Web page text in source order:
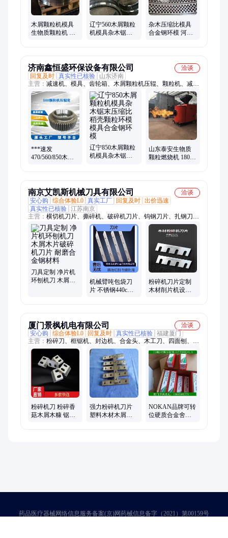
机配件
木屑颗粒机模具
生物质颗粒机 恒
辽宁560木屑颗粒
机模具杂木锯末
杂木压缩比模具
合金钢环模 河北
济南鑫恒盛环保设备有限公司
洽谈
回复及时 真实性已核验
山东济南
主营： 减速机、模具、齿轮箱、木屑颗粒机压辊、颗粒机、减速
机齿轮、取暖炉、减速机配件、水暖炉、颗粒机减速机、颗粒机
配件、560颗粒机、颗粒机齿轮箱、环模、压辊、压轮总成、压
辊皮、轴承、生物质壁炉、罗茨风机、环保设备、焊烟除尘、燃
烧机、采暖炉、塔机配件
***速发
470/560/850木屑
辽宁850木屑颗粒
机模具杂木锯末
山东泰安生物质
颗粒燃烧机 180万
南京艾凯斯机械刀具有限公司
洽谈
安心购
综合体验L0 真实工厂 回复及时 出价迅速
真实性已核验 江苏南京
主营： 横切机刀片、撕碎机、破碎机刀片、钨钢刀片、扎钢刀、
搅拌机配件、圆刀、非标刀片、旋切刀、切纸机刀片、月牙刀、
振动刀、齿形刀片、分切刀、切菜机刀片、削片机刀片、粉碎机
刀片、饲料搅拌机刀片、切粒机、切纸机、切块机、滚剪机、圆
刀片、主机配、菠萝刀
刀具定制 净片机
环刨机刀 木屑木
机械臂吨包袋刀
片 不锈钢440c材
粉碎机刀片定制
木材削片机设备
厦门景枫机电有限公司
洽谈
安心购
综合体验L0 回复及时 真实性已核验 福建厦门
主营： 粉碎刀、框锯机、封边机、合金头、木工刀、四面刨、雕
刻机、金刚石、粉碎机、送料机、刨砂机、磨齿锯、螺旋刨、原
木机、电子锯、平刨机、双头锯、螺旋刀、圆角刀、冻骨头、开
料刀、gkm锯片、桑拿板、砂光机、磨齿机
粉碎机刀 粉碎香
菇木屑木糠 锯末
强力粉碎机刀片
塑料木材木屑切
NOKAN品牌可转
位硬质合金舍弃
药品医疗器械网络信息服务备案(京)网药械信息备字（2021）第00159号